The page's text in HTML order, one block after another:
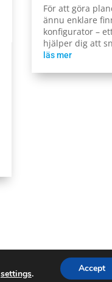
För att göra
ännu enklare
konfigurator –
hjälper dig att
läs mer
settings. Accept